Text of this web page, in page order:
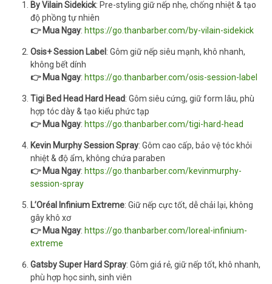
By Vilain Sidekick: Pre-styling giữ nếp nhẹ, chống nhiệt & tạo
độ phồng tự nhiên
👉 Mua Ngay: https://go.thanbarber.com/by-vilain-sidekick
Osis+ Session Label : Gôm giữ nếp siêu mạnh, khô nhanh,
không bết dính
👉 Mua Ngay: https://go.thanbarber.com/osis-session-label
Tigi Bed Head Hard Head: Gôm siêu cứng, giữ form lâu, phù
hợp tóc dày & tạo kiểu phức tạp
👉 Mua Ngay: https://go.thanbarber.com/tigi-hard-head
Kevin Murphy Session Spray: Gôm cao cấp, bảo vệ tóc khỏi
nhiệt & độ ẩm, không chứa paraben
👉 Mua Ngay: https://go.thanbarber.com/kevinmurphy-
session-spray
L’Oréal Infinium Extreme: Giữ nếp cực tốt, dễ chải lại, không
gây khô xơ
👉 Mua Ngay: https://go.thanbarber.com/loreal-infinium-
extreme
Gatsby Super Hard Spray: Gôm giá rẻ, giữ nếp tốt, khô nhanh,
phù hợp học sinh, sinh viên